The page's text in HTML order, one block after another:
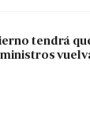
tendrá